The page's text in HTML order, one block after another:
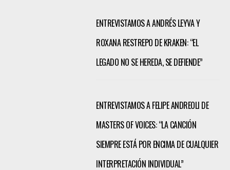
ENTREVISTAMOS A ANDRÉS LEYVA Y
ROXANA RESTREPO DE KRAKEN: “EL
LEGADO NO SE HEREDA, SE DEFIENDE”
ENTREVISTAMOS A FELIPE ANDREOLI DE
MASTERS OF VOICES: “LA CANCIÓN
SIEMPRE ESTÁ POR ENCIMA DE CUALQUIER
INTERPRETACIÓN INDIVIDUAL”